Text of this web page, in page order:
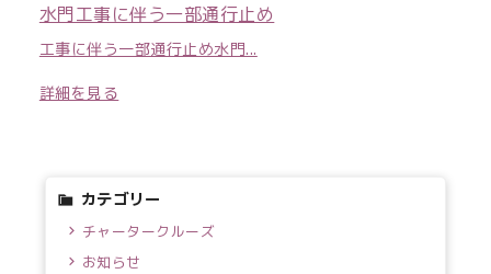
水門工事に伴う一部通行止め
工事に伴う一部通行止め水門...
詳細を見る
カテゴリー
チャータークルーズ
お知らせ